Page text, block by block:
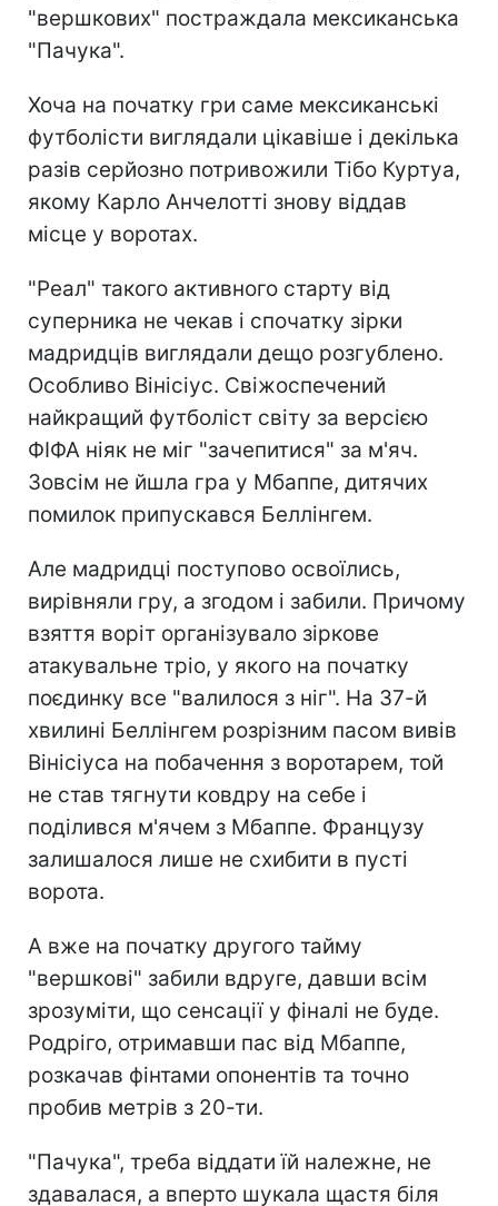
"вершкових" постраждала мексиканська
"Пачука".
Хоча на початку гри саме мексиканські
футболісти виглядали цікавіше і декілька
разів серйозно потривожили Тібо Куртуа,
якому Карло Анчелотті знову віддав
місце у воротах.
"Реал" такого активного старту від
суперника не чекав і спочатку зірки
мадридців виглядали дещо розгублено.
Особливо Вінісіус. Свіжоспечений
найкращий футболіст світу за версією
ФІФА ніяк не міг "зачепитися" за м'яч.
Зовсім не йшла гра у Мбаппе, дитячих
помилок припускався Беллінгем.
Але мадридці поступово освоїлись,
вирівняли гру, а згодом і забили. Причому
взяття воріт організувало зіркове
атакувальне тріо, у якого на початку
поєдинку все "валилося з ніг". На 37-й
хвилині Беллінгем розрізним пасом вивів
Вінісіуса на побачення з воротарем, той
не став тягнути ковдру на себе і
поділився м'ячем з Мбаппе. Французу
залишалося лише не схибити в пусті
ворота.
А вже на початку другого тайму
"вершкові" забили вдруге, давши всім
зрозуміти, що сенсації у фіналі не буде.
Родріго, отримавши пас від Мбаппе,
розкачав фінтами опонентів та точно
пробив метрів з 20-ти.
"Пачука", треба віддати їй належне, не
здавалася, а вперто шукала щастя біля